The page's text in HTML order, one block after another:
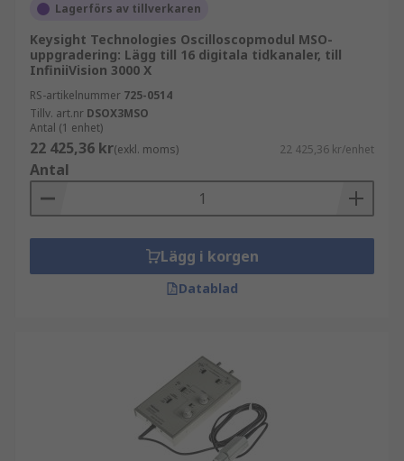
Lagerförs av tillverkaren
Keysight Technologies Oscilloscopmodul MSO-
uppgradering: Lägg till 16 digitala tidkanaler, till
InfiniiVision 3000 X
RS-artikelnummer 725-0514
Tillv. art.nr DSOX3MSO
Antal (1 enhet)
22 425,36 kr(exkl. moms) 22 425,36 kr/enhet
Antal
Lägg i korgen
Datablad